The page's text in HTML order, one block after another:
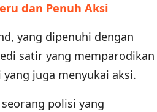
dan Penuh Aksi
yang dipenuhi dengan
satir yang memparodikan
juga menyukai aksi.
polisi yang